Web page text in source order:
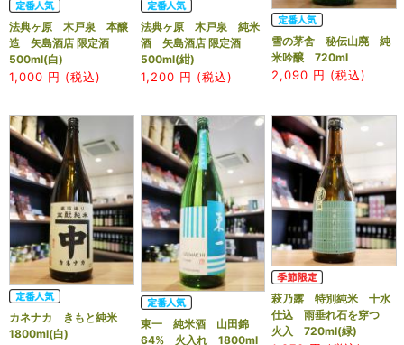
法典ヶ原 木戸泉 本醸
造 矢島酒店 限定酒
500ml(白)
1,000 円 (税込)
法典ヶ原 木戸泉 純米
酒 矢島酒店 限定酒
500ml(紺)
1,200 円 (税込)
雪の茅舎 秘伝山廃 純
米吟醸 720ml
2,090 円 (税込)
カネナカ きもと純米
1800ml(白)
東一 純米酒 山田錦
64% 火入れ 1800ml
萩乃露 特別純米 十水
仕込 雨垂れ石を穿つ
火入 720ml(緑)